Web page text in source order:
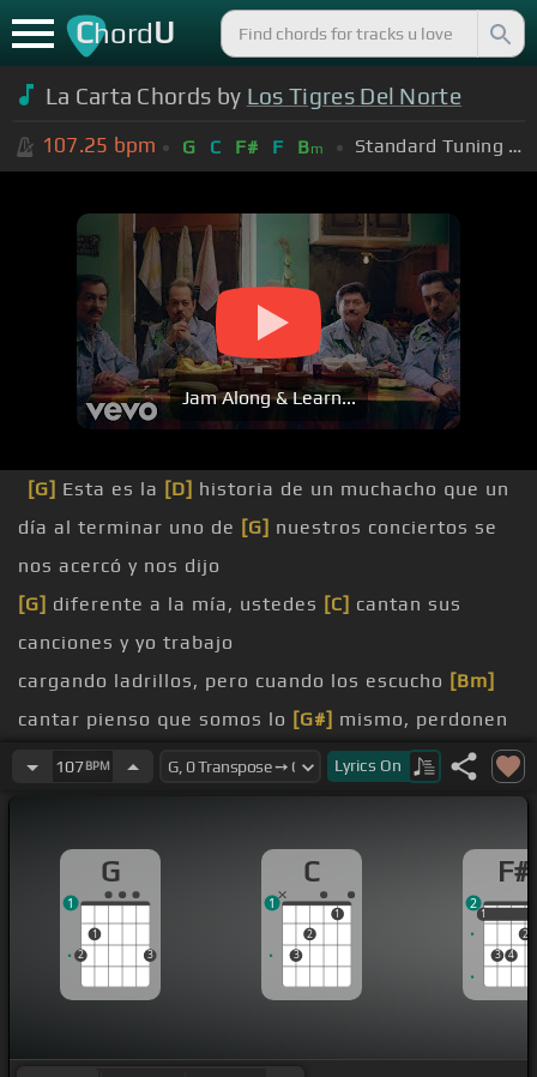
ChordU
La Carta Chords by Los Tigres Del Norte
107.25 bpm G C F# F Bm Standard Tuning (EADGBE)
Jam Along & Learn...
[G] Esta es la [D] historia de un muchacho que un
día al terminar uno de [G] nuestros conciertos se
nos acercó y nos dijo
[G] diferente a la mía, ustedes [C] cantan sus
canciones y yo trabajo
cargando ladrillos, pero cuando los escucho [Bm]
cantar pienso que somos lo [G#] mismo, perdonen
ustedes[G]
pero ustedes que vienen y van quizás me puedan
mano a su bolsillo, esto fue lo que nos dijo
[G] [Dm]
[C]
[Bm]
[C]
107BPM Lyrics On
G
2
1
3
1
C
3
2
1
1
F#
1
3 4
2
1
2